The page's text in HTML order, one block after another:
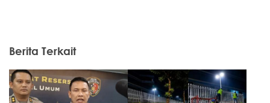
Berita Terkait